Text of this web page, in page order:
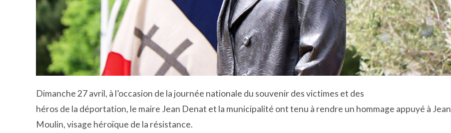
Dimanche 27 avril, à l’occasion de la journée nationale du souvenir des victimes et des
héros de la déportation, le maire Jean Denat et la municipalité ont tenu à rendre un hommage appuyé à Jean
Moulin, visage héroïque de la résistance.